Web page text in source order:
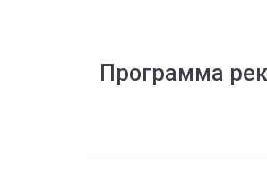
Программа